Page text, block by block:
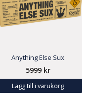
Anything Else Sux
5999 kr
Lägg till i varukorg